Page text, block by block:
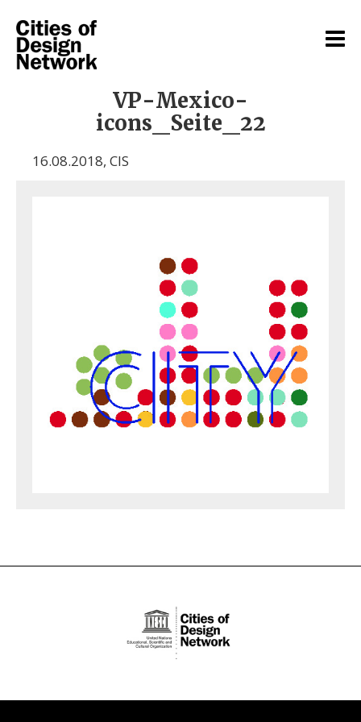
VP-Mexico-
icons_Seite_22
16.08.2018, CIS